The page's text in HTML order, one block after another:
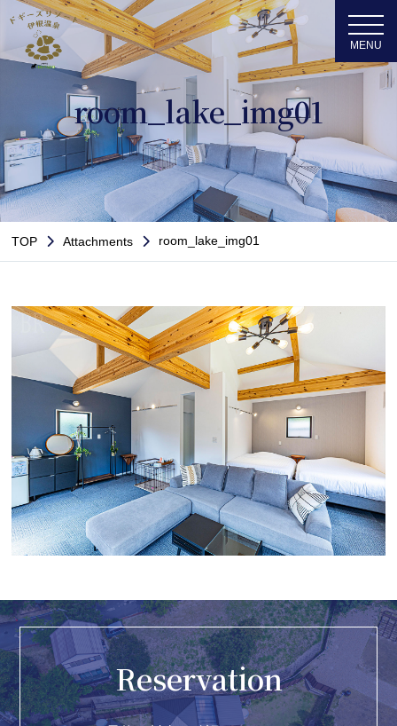
room_lake_img01
TOP Attachments room_lake_img01
Reservation